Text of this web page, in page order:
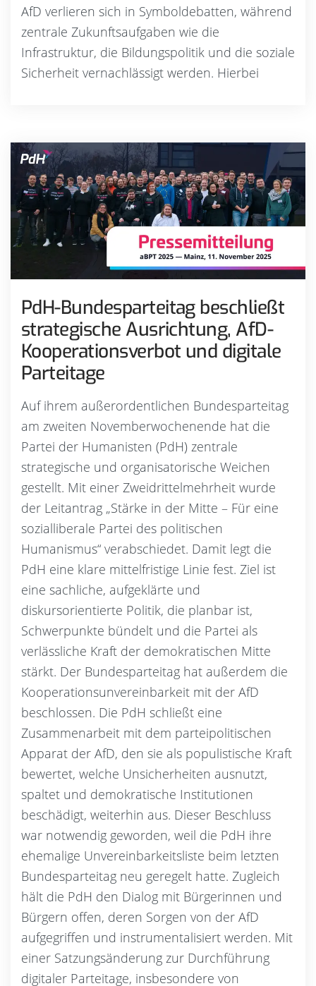
AfD verlieren sich in Symboldebatten, während
zentrale Zukunftsaufgaben wie die
Infrastruktur, die Bildungspolitik und die soziale
Sicherheit vernachlässigt werden. Hierbei
PdH-Bundesparteitag beschließt
strategische Ausrichtung, AfD-
Kooperationsverbot und digitale
Parteitage
Auf ihrem außerordentlichen Bundesparteitag
am zweiten Novemberwochenende hat die
Partei der Humanisten (PdH) zentrale
strategische und organisatorische Weichen
gestellt. Mit einer Zweidrittelmehrheit wurde
der Leitantrag „Stärke in der Mitte – Für eine
sozialliberale Partei des politischen
Humanismus“ verabschiedet. Damit legt die
PdH eine klare mittelfristige Linie fest. Ziel ist
eine sachliche, aufgeklärte und
diskursorientierte Politik, die planbar ist,
Schwerpunkte bündelt und die Partei als
verlässliche Kraft der demokratischen Mitte
stärkt. Der Bundesparteitag hat außerdem die
Kooperationsunvereinbarkeit mit der AfD
beschlossen. Die PdH schließt eine
Zusammenarbeit mit dem parteipolitischen
Apparat der AfD, den sie als populistische Kraft
bewertet, welche Unsicherheiten ausnutzt,
spaltet und demokratische Institutionen
beschädigt, weiterhin aus. Dieser Beschluss
war notwendig geworden, weil die PdH ihre
ehemalige Unvereinbarkeitsliste beim letzten
Bundesparteitag neu geregelt hatte. Zugleich
hält die PdH den Dialog mit Bürgerinnen und
Bürgern offen, deren Sorgen von der AfD
aufgegriffen und instrumentalisiert werden. Mit
einer Satzungsänderung zur Durchführung
digitaler Parteitage, insbesondere von